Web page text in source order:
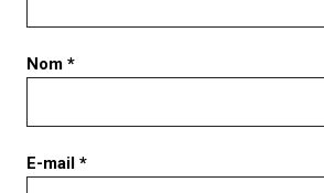
Nom *
E-mail *